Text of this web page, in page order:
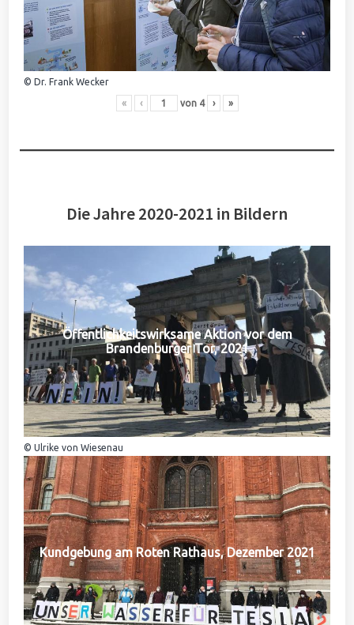
© Dr. Frank Wecker
« ‹ von 4 › »
Die Jahre 2020-2021 in Bildern
Öffentlichkeitswirksame Aktion vor dem
Brandenburger Tor, 2021
© Ulrike von Wiesenau
Kundgebung am Roten Rathaus, Dezember 2021